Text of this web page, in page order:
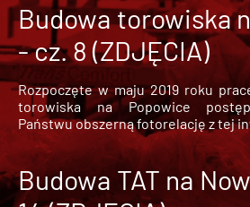
Budowa torowiska
- cz. 8 (ZDJĘCIA)
Rozpoczęte w maju 2019 roku
torowiska na Popowice
Państwu obszerną fotorelację z tej
Budowa TAT na